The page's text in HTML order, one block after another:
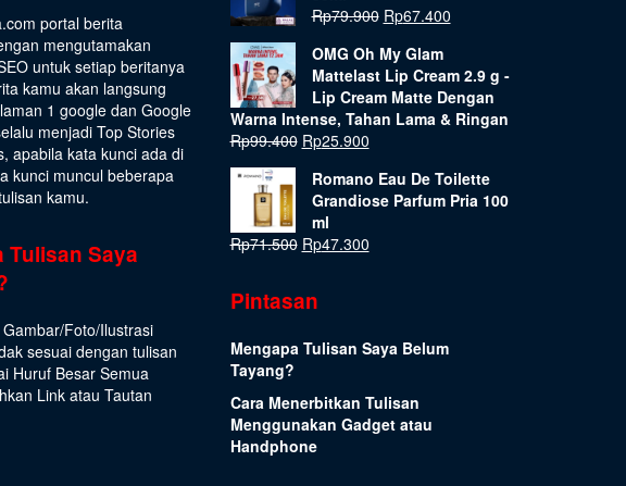
portal berita
mengutamakan
untuk setiap beritanya
kamu akan langsung
1 google dan Google
menjadi Top Stories
apabila kata kunci ada di
kunci muncul beberapa
kamu.
Tulisan Saya
Foto/Ilustrasi
sesuai dengan tulisan
Huruf Besar Semua
Link atau Tautan
Rp79.900 Rp67.400
OMG Oh My Glam
Mattelast Lip Cream 2.9 g -
Lip Cream Matte Dengan
Warna Intense, Tahan Lama & Ringan
Rp99.400 Rp25.900
Romano Eau De Toilette
Grandiose Parfum Pria 100
ml
Rp71.500 Rp47.300
Pintasan
Mengapa Tulisan Saya Belum
Tayang?
Cara Menerbitkan Tulisan
Menggunakan Gadget atau
Handphone